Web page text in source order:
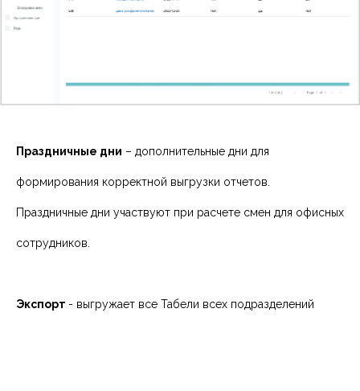
Праздничные дни – дополнительные дни для
формирования корректной выгрузки отчетов.
Праздничные дни участвуют при расчете смен для офисных
сотрудников.
Экспорт - выгружает все Табели всех подразделений